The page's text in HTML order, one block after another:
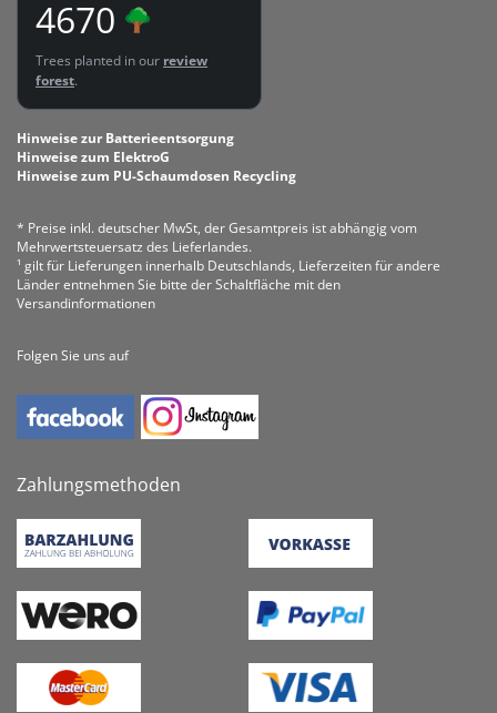
4670
Trees planted in our review
forest.
Hinweise zur Batterieentsorgung
Hinweise zum ElektroG
Hinweise zum PU-Schaumdosen Recycling
* Preise inkl. deutscher MwSt, der Gesamtpreis ist abhängig vom
Mehrwertsteuersatz des Lieferlandes.
¹ gilt für Lieferungen innerhalb Deutschlands, Lieferzeiten für andere
Länder entnehmen Sie bitte der Schaltfläche mit den
Versandinformationen
Folgen Sie uns auf
Zahlungsmethoden